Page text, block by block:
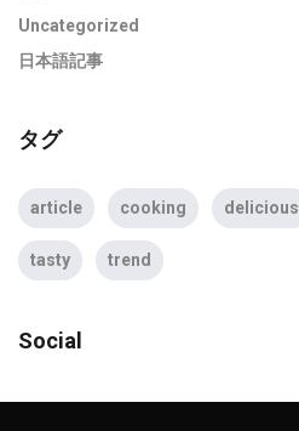
Uncategorized
日本語記事
タグ
article cooking delicious
tasty trend
Social